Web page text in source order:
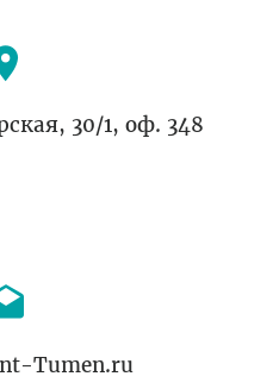
30/1, оф. 348
Tumen.ru